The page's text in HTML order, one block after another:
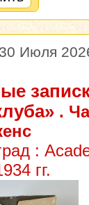
Июля
.
:
гг.